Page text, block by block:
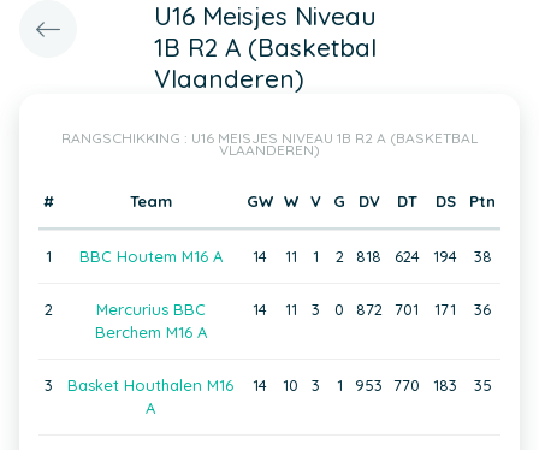
U16 Meisjes Niveau
1B R2 A (Basketbal
Vlaanderen)
RANGSCHIKKING : U16 MEISJES NIVEAU 1B R2 A (BASKETBAL
VLAANDEREN)
# Team GW W V G DV DT DS Ptn
1 BBC Houtem M16 A 14 11 1 2 818 624 194 38
2
Mercurius BBC
Berchem M16 A
14 11 3 0 872 701 171 36
3
Basket Houthalen M16
A
14 10 3 1 953 770 183 35